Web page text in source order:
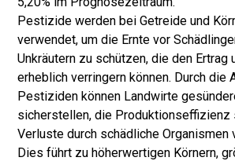
Pestizide werden bei Getreide und
verwendet, um die Ernte vor
Unkräutern zu schützen, die den Ertrag
erheblich verringern können. Durch die
Pestiziden können Landwirte
sicherstellen, die Produktionseffizienz
Verluste durch schädliche Organismen
Dies führt zu höherwertigen Körnern,